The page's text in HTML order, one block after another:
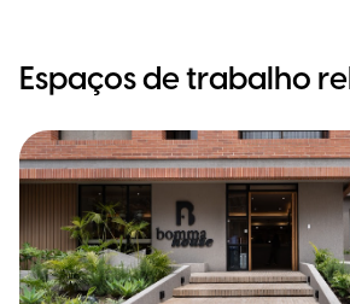
Espaços de trabalho